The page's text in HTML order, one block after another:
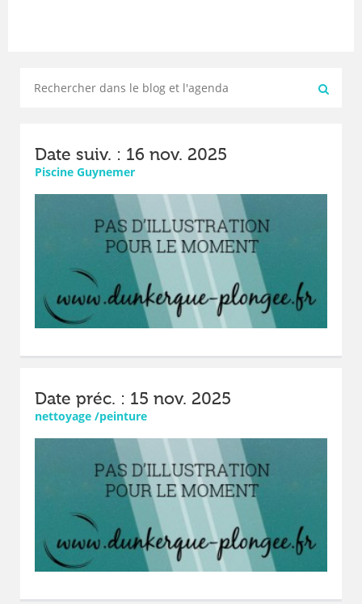
Date suiv. : 16 nov. 2025
Piscine Guynemer
Date préc. : 15 nov. 2025
nettoyage /peinture